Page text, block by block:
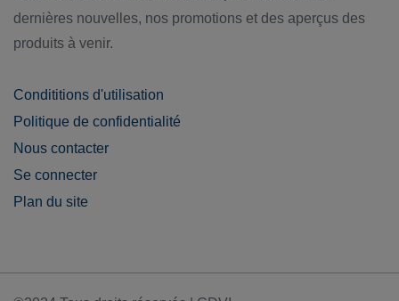
dernières nouvelles, nos promotions et des aperçus des
produits à venir.
Condititions d'utilisation
Politique de confidentialité
Nous contacter
Se connecter
Plan du site